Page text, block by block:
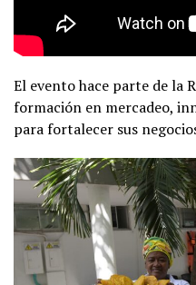
El evento hace parte de la
formación en mercadeo,
para fortalecer sus